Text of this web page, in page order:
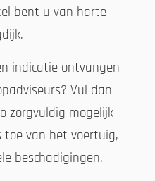
bent u van harte
indicatie ontvangen
Vul dan
zorgvuldig mogelijk
toe van het voertuig,
beschadigingen.